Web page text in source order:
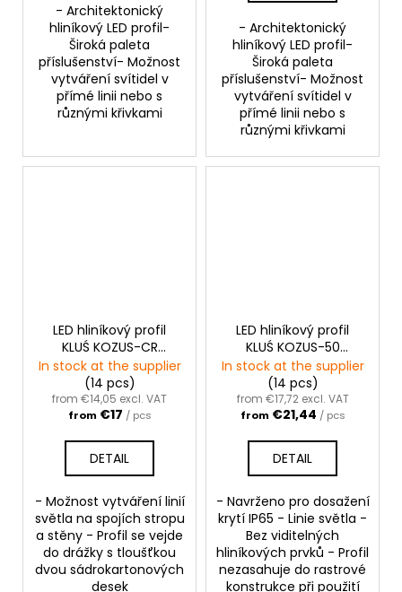
- Architektonický
hliníkový LED profil-
Široká paleta
příslušenství- Možnost
vytváření svítidel v
přímé linii nebo s
různými křivkami
- Architektonický
hliníkový LED profil-
Široká paleta
příslušenství- Možnost
vytváření svítidel v
přímé linii nebo s
různými křivkami
LED hliníkový profil
KLUŚ KOZUS-CR
|neanodizovaný
In stock at the supplier
(14 pcs)
from €14,05 excl. VAT
from €17 / pcs
DETAIL
- Možnost vytváření linií
světla na spojích stropu
a stěny - Profil se vejde
do drážky s tloušťkou
dvou sádrokartonových
desek
LED hliníkový profil
KLUŚ KOZUS-50
|neanodizovaný
In stock at the supplier
(14 pcs)
from €17,72 excl. VAT
from €21,44 / pcs
DETAIL
- Navrženo pro dosažení
krytí IP65 - Linie světla -
Bez viditelných
hliníkových prvků - Profil
nezasahuje do rastrové
konstrukce při použití